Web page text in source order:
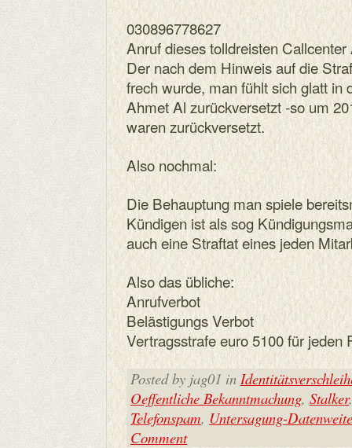
030896778627
Anruf dieses tolldreisten Callcenter
Der nach dem Hinweis auf die
frech wurde, man fühlt sich glatt in
Ahmet Al zurückversetzt -so um
waren zurückversetzt.
Also nochmal:
Die Behauptung man spiele
Kündigen ist als sog
auch eine Straftat eines jeden
Also das übliche:
Anrufverbot
Belästigungs Verbot
Vertragsstrafe euro 5100 für jeden
Posted by jag01 in
Oeffentliche Bekanntmachung, Stalker
Telefonspam, Untersagung-
Comment